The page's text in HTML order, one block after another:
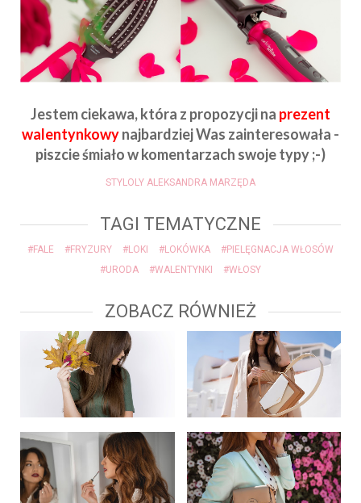
Jestem ciekawa, która z propozycji na prezent
walentynkowynajbardziej Was zainteresowała -
piszcie śmiało w komentarzach swoje typy ;-)
STYLOLY ALEKSANDRA MARZĘDA
TAGI TEMATYCZNE
#FALE #FRYZURY #LOKI #LOKÓWKA
#PIELĘGNACJA WŁOSÓW
#URODA
#WALENTYNKI #WŁOSY
ZOBACZ RÓWNIEŻ